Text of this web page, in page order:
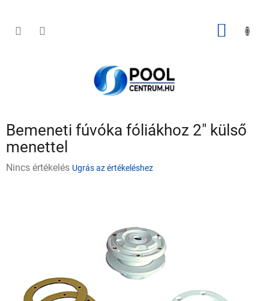
KOSÁR
Bemeneti fúvóka fóliákhoz 2" külső
menettel
ANincs értékelés Ugrás az értékeléshez